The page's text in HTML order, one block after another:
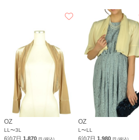
OZ
LL〜3L
6泊7日 1,870
OZ
L〜LL
6泊7日1,980